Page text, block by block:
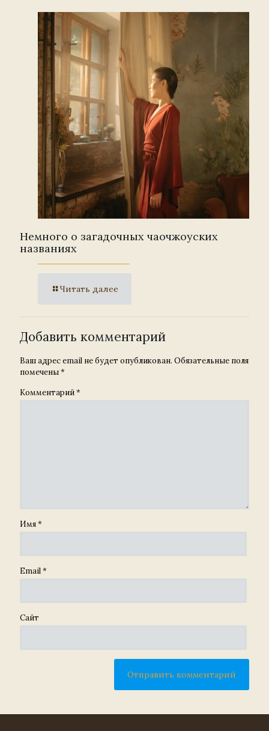
Немного о загадочных чаочжоуских
названиях
Читать далее
Добавить комментарий
Ваш адрес email не будет опубликован. Обязательные поля
помечены*
Комментарий*
Имя*
Email*
Сайт